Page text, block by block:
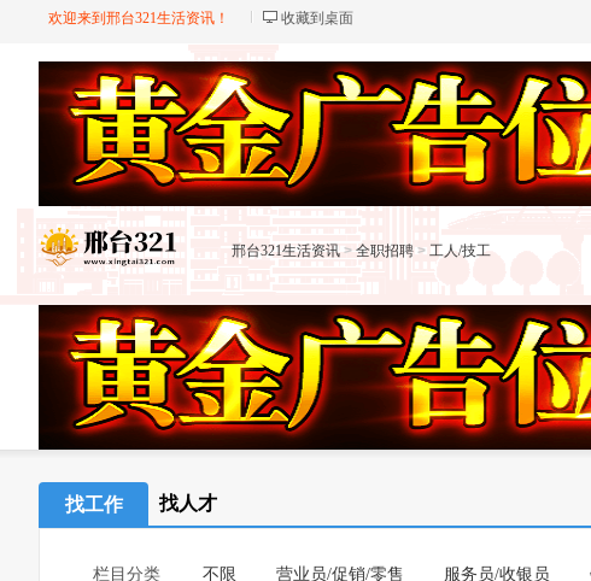
欢迎来到邢台321生活资讯！ 收藏到桌面
邢台321生活资讯 > 全职招聘 > 工人/技工
找工作 找人才
栏目分类 不限 营业员/促销/零售 服务员/收银员